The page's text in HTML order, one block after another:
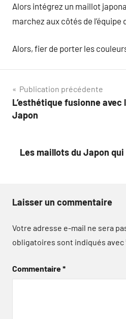
Alors intégrez un maillot
marchez aux côtés de l’équipe
Alors, fier de porter les
Navigation
de
Publication précédente
L’esthétique fusionne
Japon
Les maillots du Japon
Laisser un commentaire
Votre adresse e-mail ne sera
obligatoires sont indiqués avec
Commentaire*